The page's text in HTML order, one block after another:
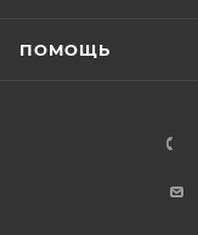
ПОМОЩЬ